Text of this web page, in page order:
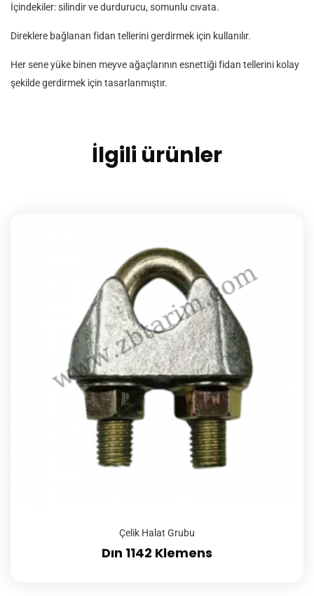
İçindekiler: silindir ve durdurucu, somunlu cıvata.
Direklere bağlanan fidan tellerini gerdirmek için kullanılır.
Her sene yüke binen meyve ağaçlarının esnettiği fidan tellerini kolay
şekilde gerdirmek için tasarlanmıştır.
İlgili ürünler
Çelik Halat Grubu
Dın 1142 Klemens